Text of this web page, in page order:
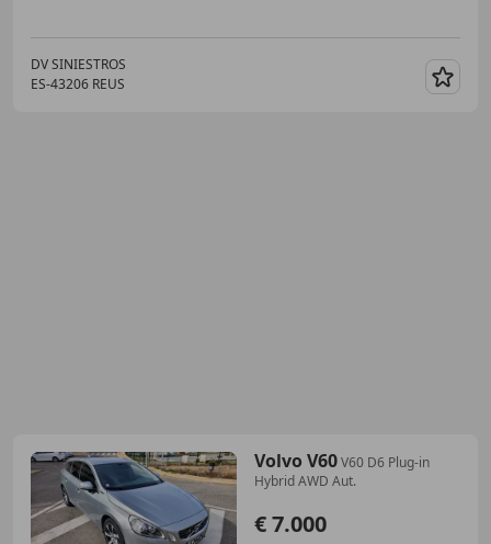
DV SINIESTROS
ES-43206 REUS
Volvo V60V60 D6 Plug-in
Hybrid AWD Aut.
€ 7.000